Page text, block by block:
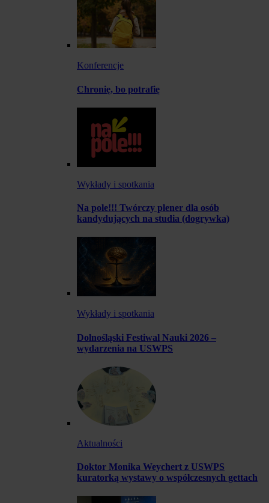
Konferencje
Chronię, bo potrafię
Wykłady i spotkania
Na pole!!! Twórczy plener dla osób
kandydujących na studia (dogrywka)
Wykłady i spotkania
Dolnośląski Festiwal Nauki 2026 –
wydarzenia na USWPS
Aktualności
Doktor Monika Weychert z USWPS
kuratorką wystawy o współczesnych gettach